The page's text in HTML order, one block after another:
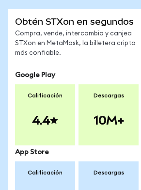
Obtén STXon en segundos
Compra, vende, intercambia y canjea
STXon en MetaMask, la billetera cripto
más confiable.
Google Play
Calificación
4.4
Descargas
10M+
App Store
Calificación Descargas